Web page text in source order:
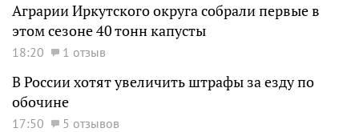
Аграрии Иркутского округа собрали первые в
этом сезоне 40 тонн капусты
18:20 1 отзыв
В России хотят увеличить штрафы за езду по
обочине
17:50
5 отзывов